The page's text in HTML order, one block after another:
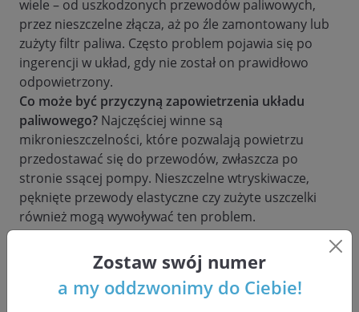
wiele – od uszkodzonych przewodów paliwowych,
przez nieszczelne złącza, aż po źle zamontowany lub
zużyty filtr paliwa. Często problem pojawia się po
ingerencji w układ, gdy nie został on prawidłowo
odpowietrzony.
Co może być przyczyną zapowietrzenia układu
paliwowego? Najczęściej winne są
mikronieszczelności, które pozwalają powietrzu
przedostawać się do przewodów, zwłaszcza po
stronie ssącej pompy. Nieszczelne wtryskiwacze,
pęknięte przewody elastyczne czy zużyte uszczelki
również mogą wywoływać ten problem.
Niektórzy kierowcy pytają,od czego zapowietrza się
po dłuższym postoju. Często powodem jest
cofanie się paliwa do zbiornika z powodu
uszkodzonego zaworu zwrotnego lub nieszczelności
Zostaw swój numer
a my oddzwonimy do Ciebie!